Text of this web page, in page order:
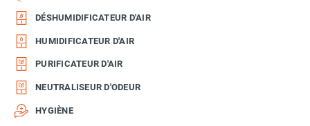
DÉSHUMIDIFICATEUR D'AIR
HUMIDIFICATEUR D'AIR
PURIFICATEUR D'AIR
NEUTRALISEUR D'ODEUR
HYGIÈNE